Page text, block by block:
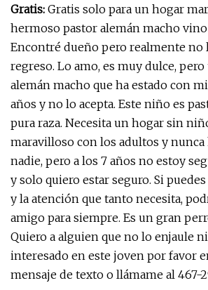
Gratis: Gratis solo para un hogar
hermoso pastor alemán macho vino
Encontré dueño pero realmente no
regreso. Lo amo, es muy dulce,
alemán macho que ha estado con
años y no lo acepta. Este niño es
pura raza. Necesita un hogar sin
maravilloso con los adultos y nunca
nadie, pero a los 7 años no estoy
y solo quiero estar seguro. Si
y la atención que tanto necesita,
amigo para siempre. Es un gran
Quiero a alguien que no lo enjaule ni
interesado en este joven por favor
mensaje de texto o llámame al 467-